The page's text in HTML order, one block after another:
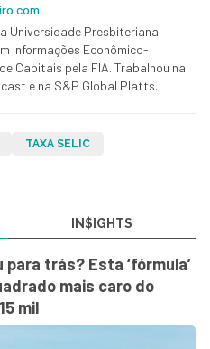
Universidade Presbiteriana
Informações Econômico-
Capitais pela FIA. Trabalhou na
e na S&P Global Platts.
TAXA SELIC
IN$IGHTS
trás? Esta ‘fórmula’
mais caro do
mil